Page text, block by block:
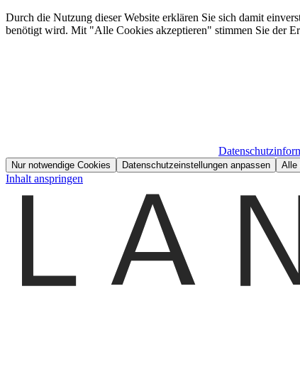
Durch die Nutzung dieser Website erklären Sie sich damit
benötigt wird. Mit "Alle Cookies akzeptieren" stimmen Sie der
Nur notwendige Cookies Datenschutzeinstellungen anpassen Alle
Inhalt anspringen